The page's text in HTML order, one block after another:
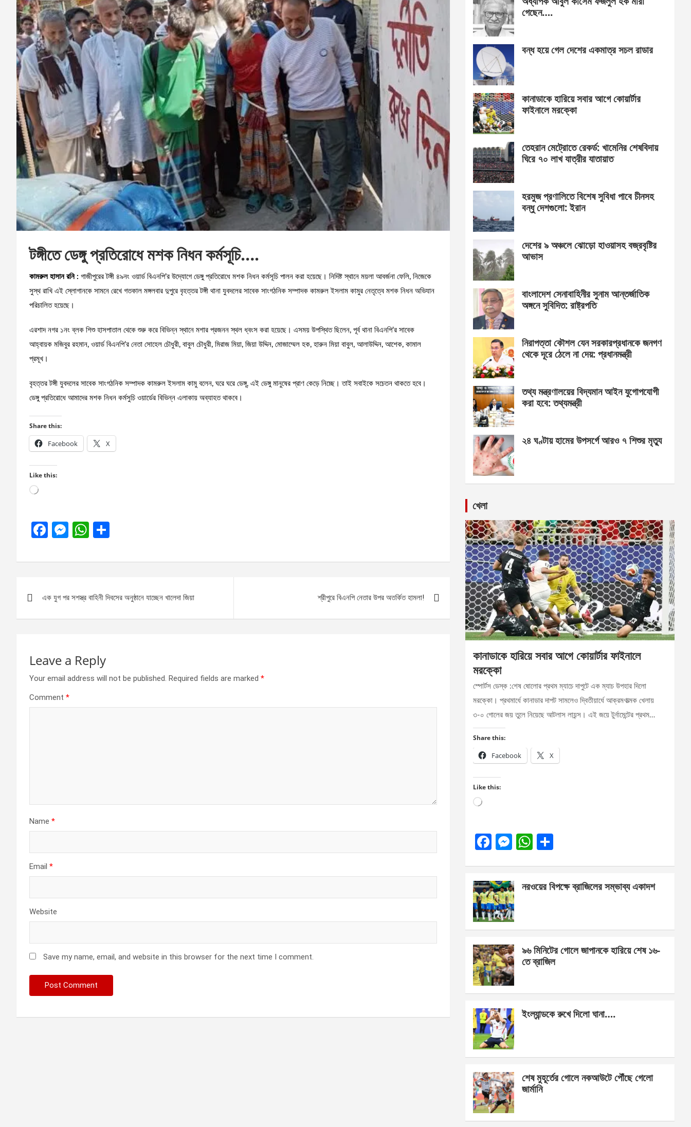
টঙ্গীতে ডেঙ্গু প্রতিরোধে মশক নিধন কর্মসূচি….
কামরুল হাসান রনি : গাজীপুরের টঙ্গী ৪৯নং ওয়ার্ড বিএনপি’র উদ্যোগে ডেঙ্গু প্রতিরোধে মশক নিধন কর্মসূচি পালন করা হয়েছে। নিদিষ্ট স্থানে ময়লা আবর্জনা ফেলি, নিজেকে
সুস্থ রাখি এই স্লোগানকে সামনে রেখে গতকাল মঙ্গলবার দুপুরে বৃহত্তর টঙ্গী থানা যুবদলের সাবেক সাংগঠনিক সম্পাদক কামরুল ইসলাম কামুর নেতৃত্বে মশক নিধন অভিযান
পরিচালিত হয়েছে।
এরশাদ নগর ১নং ব্লক শিশু হাসপাতাল থেকে শুরু করে বিভিন্ন স্থানে মশার প্রজনন স্থল ধ্বংস করা হয়েছে। এসময় উপস্থিত ছিলেন, পূর্ব থানা বিএনপি’র সাবেক
আহ্বায়ক মজিবুর রহমান, ওয়ার্ড বিএনপি’র নেতা সোহেল চৌধুরী, বাবুল চৌধুরী, মিরাজ মিয়া, জিয়া উদ্দিন, মোজাম্মেল হক, হারুন মিয়া বাবুল, আলাউদ্দিন, আশেক, কামাল
প্রমূখ।
বৃহত্তর টঙ্গী যুবদলের সাবেক সাংগঠনিক সম্পাদক কামরুল ইসলাম কামু বলেন, ঘরে ঘরে ডেঙ্গূ, এই ডেঙ্গু মানুষের প্রাণ কেড়ে নিচ্ছে। তাই সবাইকে সচেতন থাকতে হবে।
ডেঙ্গু প্রতিরোধে আমাদের মশক নিধন কর্মসুচি ওয়ার্ডের বিভিন্ন এলাকায় অব্যাহত থাকবে।
Share this:
Facebook X
Like this:
Loading…
F
ce
o
M
se
g
W
at
A
ar
navigation
এক যুগ পর সশস্ত্র বাহিনী দিবসের অনুষ্ঠানে যাচ্ছেন খালেদা জিয়া শ্রীপুরে বিএনপি নেতার উপর অতর্কিত হামলা!
Leave a Reply
Your email address will not be published. Required fields are marked *
Comment *
Name *
Email *
Website
Save my name, email, and website in this browser for the next time I comment.
গেছেন….
বন্ধ হয়ে গেল দেশের একমাত্র সচল রাডার
কানাডাকে হারিয়ে সবার আগে কোয়ার্টার
ফাইনালে মরক্কো
তেহরান মেট্রোতে রেকর্ড: খামেনির শেষবিদায়
ঘিরে ৭০ লাখ যাত্রীর যাতায়াত
হরমুজ প্রণালিতে বিশেষ সুবিধা পাবে চীনসহ
বন্ধু দেশগুলো: ইরান
দেশের ৯ অঞ্চলে ঝোড়ো হাওয়াসহ বজ্রবৃষ্টির
আভাস
বাংলাদেশ সেনাবাহিনীর সুনাম আন্তর্জাতিক
অঙ্গনে সুবিদিত: রাষ্ট্রপতি
নিরাপত্তা কৌশল যেন সরকারপ্রধানকে জনগণ
থেকে দূরে ঠেলে না দেয়: প্রধানমন্ত্রী
তথ্য মন্ত্রণালয়ের বিদ্যমান আইন যুগোপযোগী
করা হবে: তথ্যমন্ত্রী
২৪ ঘণ্টায় হামের উপসর্গে আরও ৭ শিশুর মৃত্যু
খেলা
কানাডাকে হারিয়ে সবার আগে কোয়ার্টার ফাইনালে
মরক্কো
স্পোর্টস ডেস্ক :শেষ ষোলোর প্রথম ম্যাচে দাপুটে এক ম্যাচ উপহার দিলো
মরক্কো। প্রথমার্ধে কানাডার দাপট সামলেও দ্বিতীয়ার্ধে আক্রমণাত্মক খেলায়
৩-০ গোলের জয় তুলে নিয়েছে আটলাস লায়ন্স। এই জয়ে টুর্নামেন্টের প্রথম…
Share this:
Facebook X
Like this:
Loading…
F
b
o
o
k
M
n
g
er
W
s
p
e
নরওয়ের বিপক্ষে ব্রাজিলের সম্ভাব্য একাদশ
৯৬ মিনিটের গোলে জাপানকে হারিয়ে শেষ ১৬-
তে ব্রাজিল
ইংল্যান্ডকে রুখে দিলো ঘানা….
শেষ মুহূর্তের গোলে নকআউটে পৌঁছে গেলো
জার্মানি